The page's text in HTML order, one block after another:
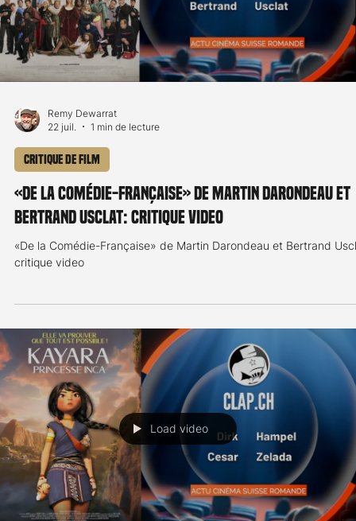
Critique de film
«La Fille dans les nuages» de Philippe Riche:
video
Remy Dewarrat
22 juil.
1 min de lecture
Critique de film
«De la Comédie-Française» de Martin Darondeau et
Bertrand Usclat: critique video